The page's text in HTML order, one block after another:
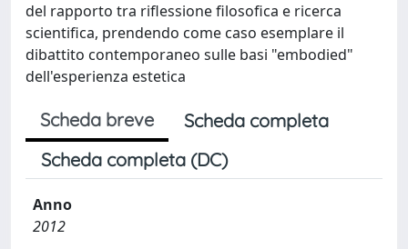
del rapporto tra riflessione filosofica e ricerca
scientifica, prendendo come caso esemplare il
dibattito contemporaneo sulle basi "embodied"
dell'esperienza estetica
Scheda breve
Scheda completa
Scheda completa (DC)
Anno
2012